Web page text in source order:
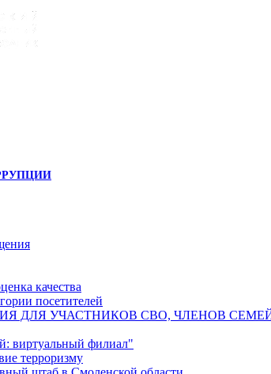
качества
посетителей
ДЛЯ УЧАСТНИКОВ СВО, ЧЛЕНОВ
виртуальный филиал"
терроризму